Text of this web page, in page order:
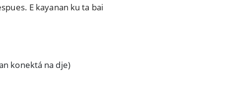
E kayanan ku ta bai
konektá na dje)